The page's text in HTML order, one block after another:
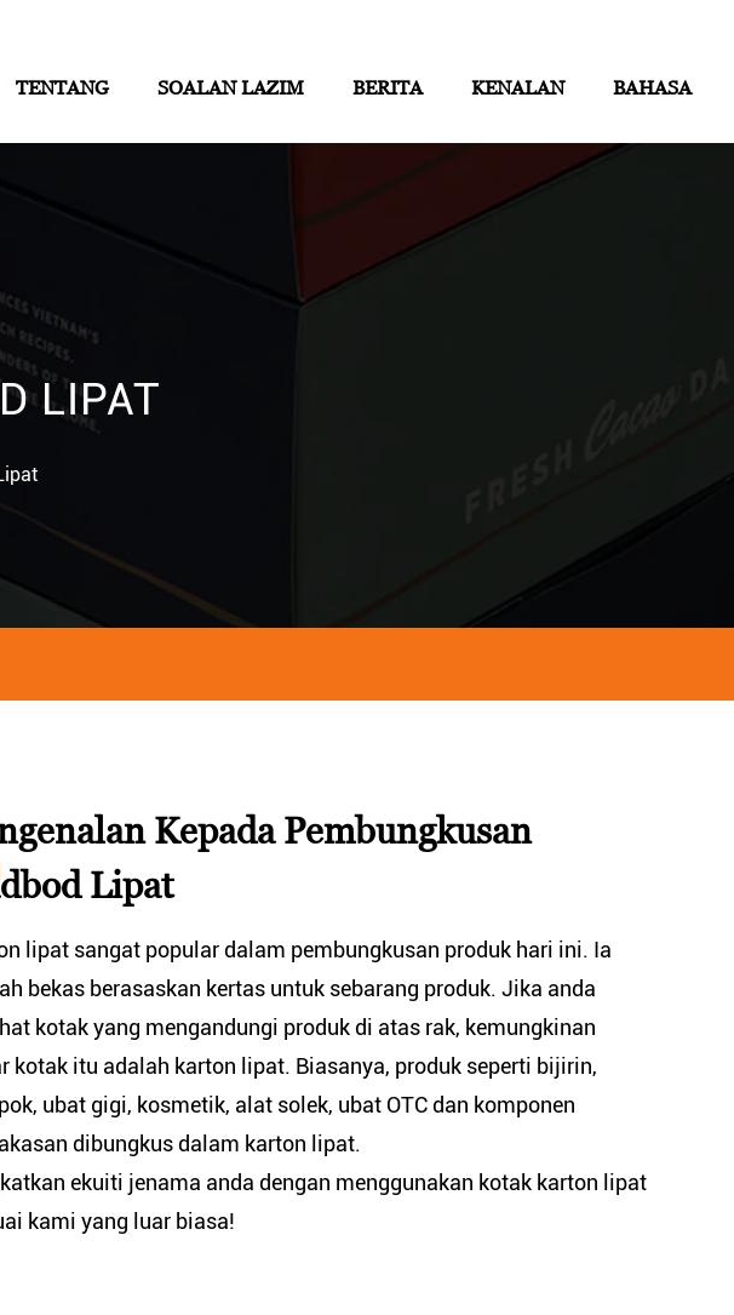
TENTANG SOALAN LAZIM BERITA KENALAN BAHASA
LIPAT
Kepada Pembungkusan
Lipat
lipat sangat popular dalam pembungkusan produk hari ini. Ia
bekas berasaskan kertas untuk sebarang produk. Jika anda
kotak yang mengandungi produk di atas rak, kemungkinan
kotak itu adalah karton lipat. Biasanya, produk seperti bijirin,
ubat gigi, kosmetik, alat solek, ubat OTC dan komponen
dibungkus dalam karton lipat.
ekuiti jenama anda dengan menggunakan kotak karton lipat
kami yang luar biasa!